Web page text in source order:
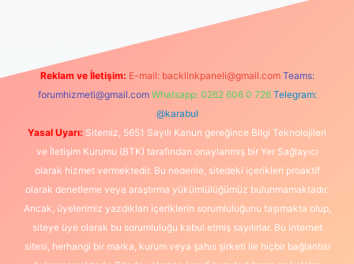
Reklam ve İletişim: E-mail: backlinkpaneli@gmail.com Teams:
forumhizmeti@gmail.com Whatsapp: 0262 606 0 726 Telegram:
@karabul
Yasal Uyarı: Sitemiz, 5651 Sayılı Kanun gereğince Bilgi Teknolojileri
ve İletişim Kurumu (BTK) tarafından onaylanmış bir Yer Sağlayıcı
olarak hizmet vermektedir. Bu nedenle, sitedeki içerikleri proaktif
olarak denetleme veya araştırma yükümlülüğümüz bulunmamaktadır.
Ancak, üyelerimiz yazdıkları içeriklerin sorumluluğunu taşımakta olup,
siteye üye olarak bu sorumluluğu kabul etmiş sayılırlar. Bu internet
sitesi, herhangi bir marka, kurum veya şahıs şirketi ile hiçbir bağlantısı